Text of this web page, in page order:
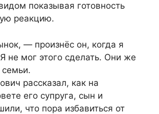
показывая готовность
реакцию.
— произнёс он, когда я
не мог этого сделать. Они же
рассказал, как на
его супруга, сын и
что пора избавиться от